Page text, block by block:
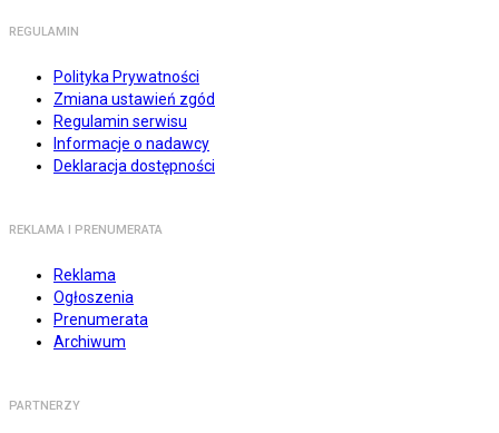
REGULAMIN
Polityka Prywatności
Zmiana ustawień zgód
Regulamin serwisu
Informacje o nadawcy
Deklaracja dostępności
REKLAMA I PRENUMERATA
Reklama
Ogłoszenia
Prenumerata
Archiwum
PARTNERZY